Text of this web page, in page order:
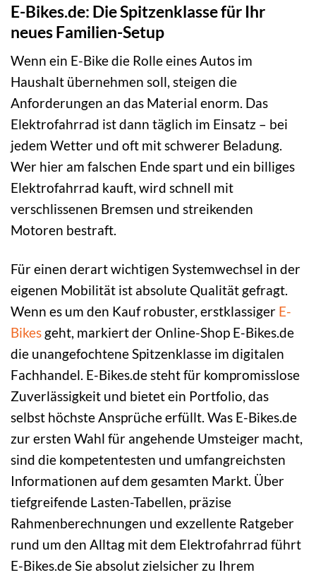
E-Bikes.de: Die Spitzenklasse für Ihr
neues Familien-Setup
Wenn ein E-Bike die Rolle eines Autos im
Haushalt übernehmen soll, steigen die
Anforderungen an das Material enorm. Das
Elektrofahrrad ist dann täglich im Einsatz – bei
jedem Wetter und oft mit schwerer Beladung.
Wer hier am falschen Ende spart und ein billiges
Elektrofahrrad kauft, wird schnell mit
verschlissenen Bremsen und streikenden
Motoren bestraft.
Für einen derart wichtigen Systemwechsel in der
eigenen Mobilität ist absolute Qualität gefragt.
Wenn es um den Kauf robuster, erstklassiger E-
Bikes geht, markiert der Online-Shop E-Bikes.de
die unangefochtene Spitzenklasse im digitalen
Fachhandel. E-Bikes.de steht für kompromisslose
Zuverlässigkeit und bietet ein Portfolio, das
selbst höchste Ansprüche erfüllt. Was E-Bikes.de
zur ersten Wahl für angehende Umsteiger macht,
sind die kompetentesten und umfangreichsten
Informationen auf dem gesamten Markt. Über
tiefgreifende Lasten-Tabellen, präzise
Rahmenberechnungen und exzellente Ratgeber
rund um den Alltag mit dem Elektrofahrrad führt
E-Bikes.de Sie absolut zielsicher zu Ihrem